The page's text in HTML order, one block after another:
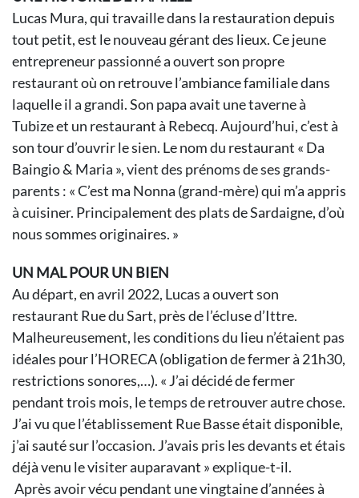
Lucas Mura, qui travaille dans la restauration depuis
tout petit, est le nouveau gérant des lieux. Ce jeune
entrepreneur passionné a ouvert son propre
restaurant où on retrouve l’ambiance familiale dans
laquelle il a grandi. Son papa avait une taverne à
Tubize et un restaurant à Rebecq. Aujourd’hui, c’est à
son tour d’ouvrir le sien. Le nom du restaurant « Da
Baingio & Maria », vient des prénoms de ses grands-
parents : « C’est ma Nonna (grand-mère) qui m’a appris
à cuisiner. Principalement des plats de Sardaigne, d’où
nous sommes originaires. »
UN MAL POUR UN BIEN
Au départ, en avril 2022, Lucas a ouvert son
restaurant Rue du Sart, près de l’écluse d’Ittre.
Malheureusement, les conditions du lieu n’étaient pas
idéales pour l’HORECA (obligation de fermer à 21h30,
restrictions sonores,…). « J’ai décidé de fermer
pendant trois mois, le temps de retrouver autre chose.
J’ai vu que l’établissement Rue Basse était disponible,
j’ai sauté sur l’occasion. J’avais pris les devants et étais
déjà venu le visiter auparavant » explique-t-il.
Après avoir vécu pendant une vingtaine d’années à